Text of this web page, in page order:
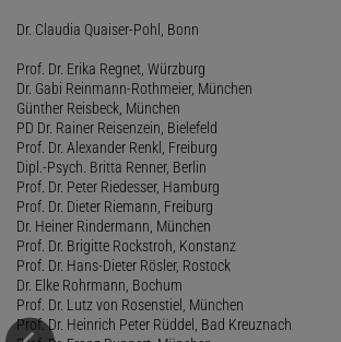
Dr. Claudia Quaiser-Pohl, Bonn
Prof. Dr. Erika Regnet, Würzburg
Dr. Gabi Reinmann-Rothmeier, München
Günther Reisbeck, München
PD Dr. Rainer Reisenzein, Bielefeld
Prof. Dr. Alexander Renkl, Freiburg
Dipl.-Psych. Britta Renner, Berlin
Prof. Dr. Peter Riedesser, Hamburg
Prof. Dr. Dieter Riemann, Freiburg
Dr. Heiner Rindermann, München
Prof. Dr. Brigitte Rockstroh, Konstanz
Prof. Dr. Hans-Dieter Rösler, Rostock
Dr. Elke Rohrmann, Bochum
Prof. Dr. Lutz von Rosenstiel, München
Prof. Dr. Heinrich Peter Rüddel, Bad Kreuznach